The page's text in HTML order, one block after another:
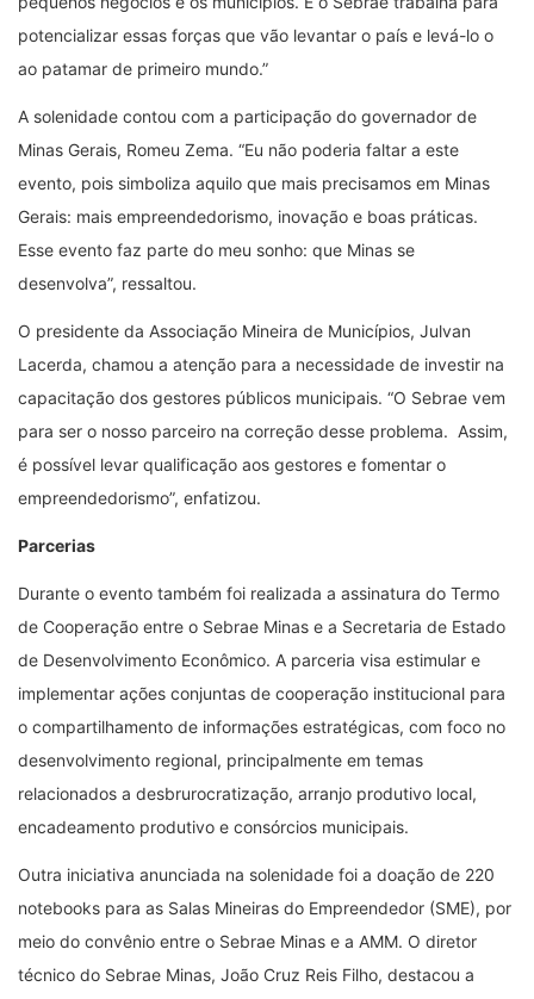
potencializar essas forças que vão levantar o país e levá-lo o
ao patamar de primeiro mundo.”
A solenidade contou com a participação do governador de
Minas Gerais, Romeu Zema. “Eu não poderia faltar a este
evento, pois simboliza aquilo que mais precisamos em Minas
Gerais: mais empreendedorismo, inovação e boas práticas.
Esse evento faz parte do meu sonho: que Minas se
desenvolva”, ressaltou.
O presidente da Associação Mineira de Municípios, Julvan
Lacerda, chamou a atenção para a necessidade de investir na
capacitação dos gestores públicos municipais. “O Sebrae vem
para ser o nosso parceiro na correção desse problema. Assim,
é possível levar qualificação aos gestores e fomentar o
empreendedorismo”, enfatizou.
Parcerias
Durante o evento também foi realizada a assinatura do Termo
de Cooperação entre o Sebrae Minas e a Secretaria de Estado
de Desenvolvimento Econômico. A parceria visa estimular e
implementar ações conjuntas de cooperação institucional para
o compartilhamento de informações estratégicas, com foco no
desenvolvimento regional, principalmente em temas
relacionados a desbrurocratização, arranjo produtivo local,
encadeamento produtivo e consórcios municipais.
Outra iniciativa anunciada na solenidade foi a doação de 220
notebooks para as Salas Mineiras do Empreendedor (SME), por
meio do convênio entre o Sebrae Minas e a AMM. O diretor
técnico do Sebrae Minas, João Cruz Reis Filho, destacou a